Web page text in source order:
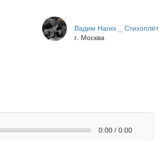
Вадим Нагих _ Стихоплёт
г. Москва
0:00 / 0:00